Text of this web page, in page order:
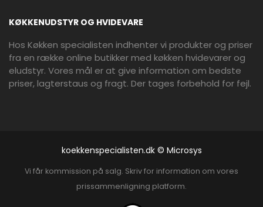
KØKKENUDSTYR OG HVIDEVARE
Hos Køkken specialisten indhenter vi produkter og priser
fra en række online butikker med køkken hvidevarer og
eludstyr. Vores mål er at give information om bedste
priser, lagterstaus og fragt. Der tages forbehold for fejl.
koekkenspecialisten.dk © Microsys
Vi får kommission på salg. Skriv for information om vores
prissammenligning platform.